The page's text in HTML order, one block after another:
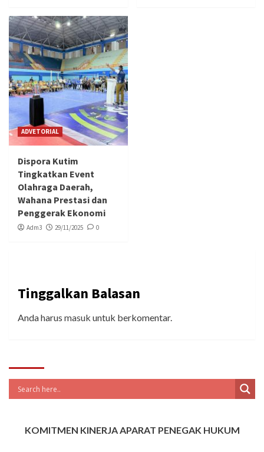
ADVETORIAL
Dispora Kutim
Tingkatkan Event
Olahraga Daerah,
Wahana Prestasi dan
Penggerak Ekonomi
Adm3 29/11/2025 0
Tinggalkan Balasan
Anda harus masuk untuk berkomentar.
KOMITMEN KINERJA APARAT PENEGAK HUKUM